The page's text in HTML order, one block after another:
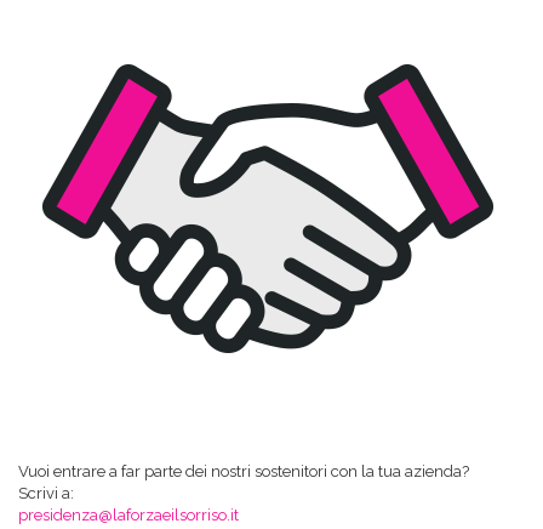
Vuoi entrare a far parte dei nostri sostenitori con la tua azienda?
Scrivi a:
presidenza@laforzaeilsorriso.it